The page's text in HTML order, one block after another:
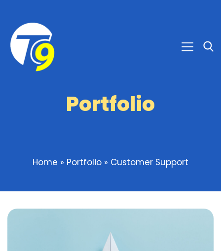
Portfolio
Home » Portfolio » Customer Support